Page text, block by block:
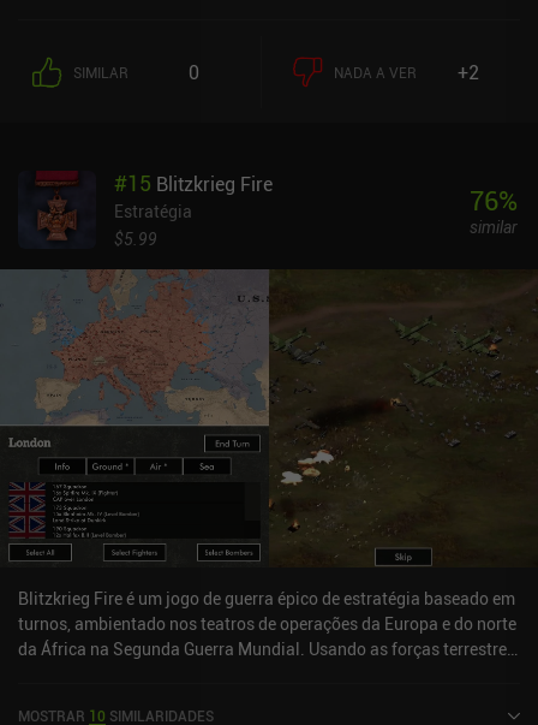
SIMILAR 0 NADA A VER +2
#15 Blitzkrieg Fire
Estratégia
$5.99
76%
similar
Blitzkrieg Fire é um jogo de guerra épico de estratégia baseado em
turnos, ambientado nos teatros de operações da Europa e do norte
da África na Segunda Guerra Mundial. Usando as forças terrestres,
MOSTRAR 10 SIMILARIDADES